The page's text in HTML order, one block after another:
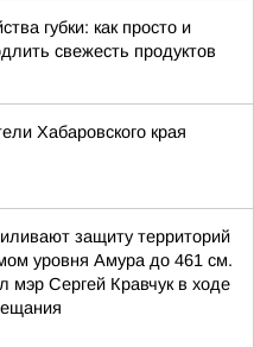
губки: как просто и
свежесть продуктов
Хабаровского края
защиту территорий
уровня Амура до 461 см.
мэр Сергей Кравчук в ходе